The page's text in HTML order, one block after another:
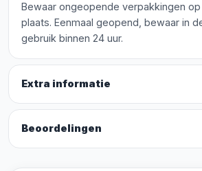
Bewaar ongeopende verpakkingen
plaats. Eenmaal geopend, bewaar in
gebruik binnen 24 uur.
Extra informatie
Beoordelingen